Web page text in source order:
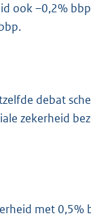
ook –0,2%
debat
zekerheid
met